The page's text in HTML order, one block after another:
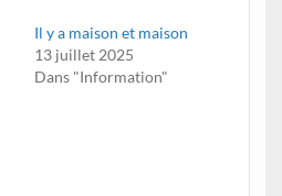
Il y a maison et maison
13 juillet 2025
Dans "Information"